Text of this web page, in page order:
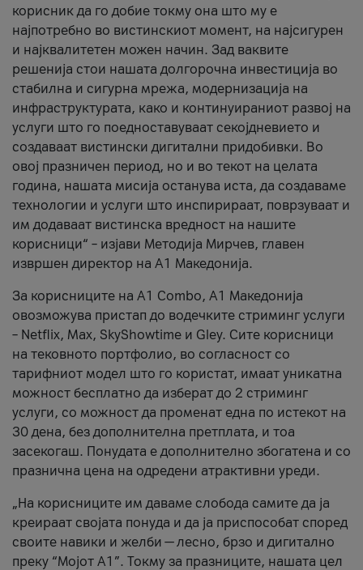
корисник да го добие токму она што му е
најпотребно во вистинскиот момент, на најсигурен
и најквалитетен можен начин. Зад ваквите
решенија стои нашата долгорочна инвестиција во
стабилна и сигурна мрежа, модернизација на
инфраструктурата, како и континуираниот развој на
услуги што го поедноставуваат секојдневието и
создаваат вистински дигитални придобивки. Во
овој празничен период, но и во текот на целата
година, нашата мисија останува иста, да создаваме
технологии и услуги што инспирираат, поврзуваат и
им додаваат вистинска вредност на нашите
корисници“ – изјави Методија Мирчев, главен
извршен директор на А1 Македонија.
За корисниците на A1 Combo, А1 Македонија
овозможува пристап до водечките стриминг услуги
– Netflix, Max, SkyShowtime и Gley. Сите корисници
на тековното портфолио, во согласност со
тарифниот модел што го користат, имаат уникатна
можност бесплатно да изберат до 2 стриминг
услуги, со можност да променат една по истекот на
30 дена, без дополнителна претплата, и тоа
засекогаш. Понудата е дополнително збогатена и со
празнична цена на одредени атрактивни уреди.
„На корисниците им даваме слобода самите да ја
креираат својата понуда и да ја приспособат според
своите навики и желби — лесно, брзо и дигитално
преку “Мојот А1”. Токму за празниците, нашата цел